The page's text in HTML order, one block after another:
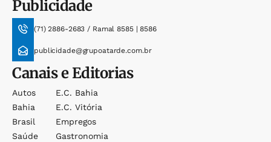
Publicidade
(71) 2886-2683 / Ramal 8585 | 8586
publicidade@grupoatarde.com.br
Canais e Editorias
Autos
Bahia
Brasil
Saúde
E.c. Bahia
E.c. Vitória
Empregos
Gastronomia